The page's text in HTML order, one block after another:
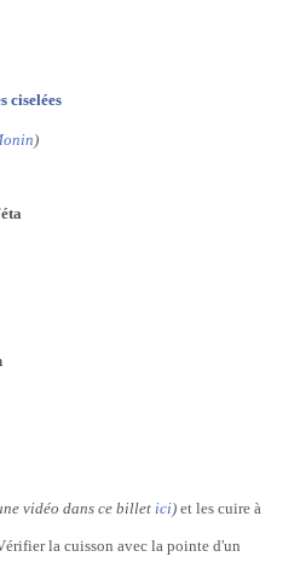
ciselées
)
vidéo dans ce billet ici) et les cuire à
la cuisson avec la pointe d'un